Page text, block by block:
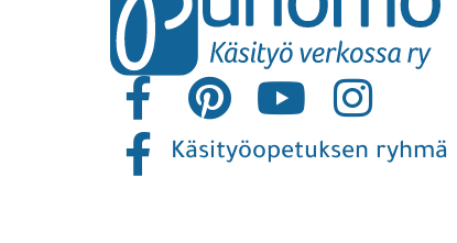
Käsityöopetuksen ryhmä